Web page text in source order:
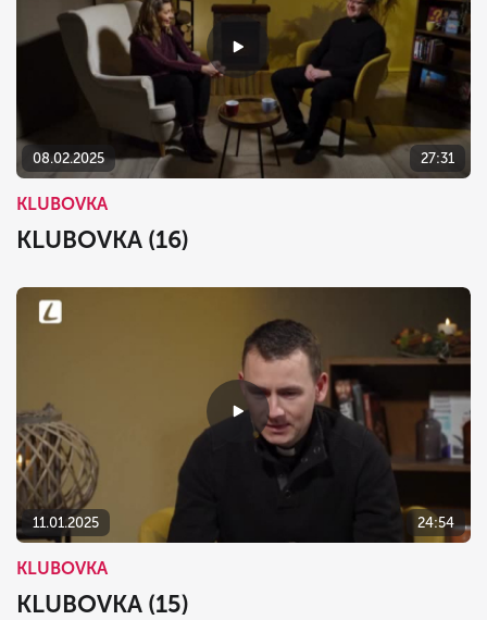
08.02.2025 27:31
KLUBOVKA
KLUBOVKA (16)
11.01.2025 24:54
KLUBOVKA
KLUBOVKA (15)